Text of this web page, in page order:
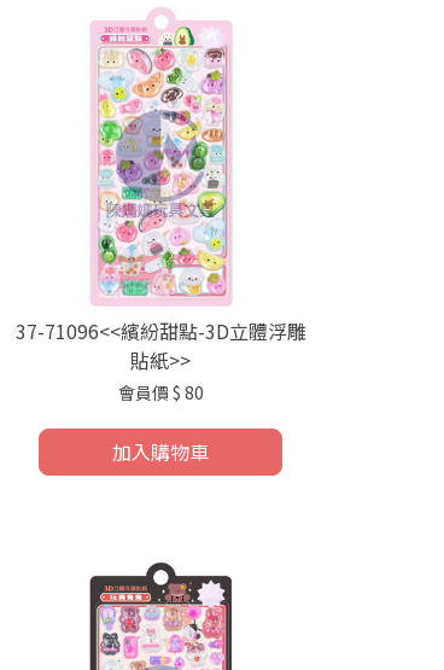
37-71096<<繽紛甜點-3D立體浮雕
貼紙>>
會員價 $ 80
加入購物車